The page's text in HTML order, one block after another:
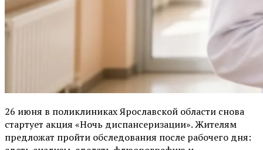
26 июня в поликлиниках Ярославской области снова
стартует акция «Ночь диспансеризации». Жителям
предложат пройти обследования после рабочего дня: